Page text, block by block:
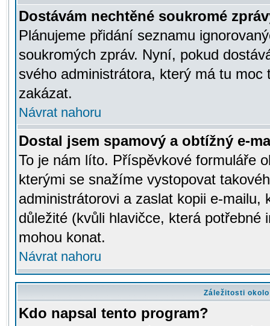
Dostávám nechtěné soukromé
Plánujeme přidání seznamu
soukromých zpráv. Nyní, pokud
svého administrátora, který má tu
zakázat.
Návrat nahoru
Dostal jsem spamový a obtížný e-
To je nám líto. Příspěvkové formuláře
kterými se snažíme vystopovat
administrátorovi a zaslat kopii e-mailu,
důležité (kvůli hlavičce, která potřebné
mohou konat.
Návrat nahoru
Záležitosti
Kdo napsal tento program?